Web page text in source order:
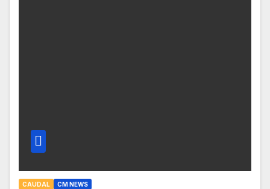
CAUDAL CM NEWS